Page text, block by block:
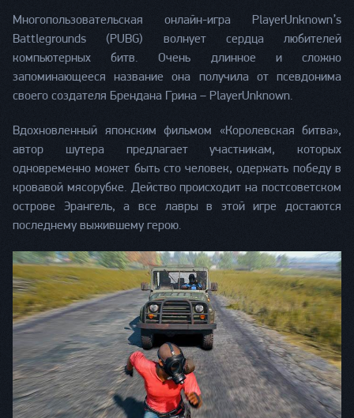
Многопользовательская онлайн-игра PlayerUnknown’s
Battlegrounds (PUBG) волнует сердца любителей
компьютерных битв. Очень длинное и сложно
запоминающееся название она получила от псевдонима
своего создателя Брендана Грина – PlayerUnknown.
Вдохновленный японским фильмом «Королевская битва»,
автор шутера предлагает участникам, которых
одновременно может быть сто человек, одержать победу в
кровавой мясорубке. Действо происходит на постсоветском
острове Эрангель, а все лавры в этой игре достаются
последнему выжившему герою.